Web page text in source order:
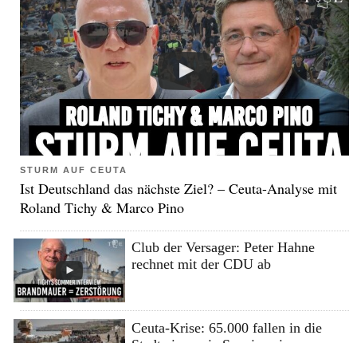
STURM AUF CEUTA
Ist Deutschland das nächste Ziel? – Ceuta-Analyse mit
Roland Tichy & Marco Pino
Club der Versager: Peter Hahne
rechnet mit der CDU ab
Ceuta-Krise: 65.000 fallen in die